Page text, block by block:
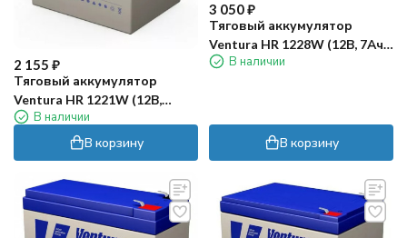
2 155 ₽
Тяговый аккумулятор
Ventura HR 1221W (12В,
5,8Ач, AGM)
В наличии
В корзину
3 050₽
Тяговый аккумулятор
Ventura HR 1228W (12В, 7Ач,
AGM)В наличии
В корзину